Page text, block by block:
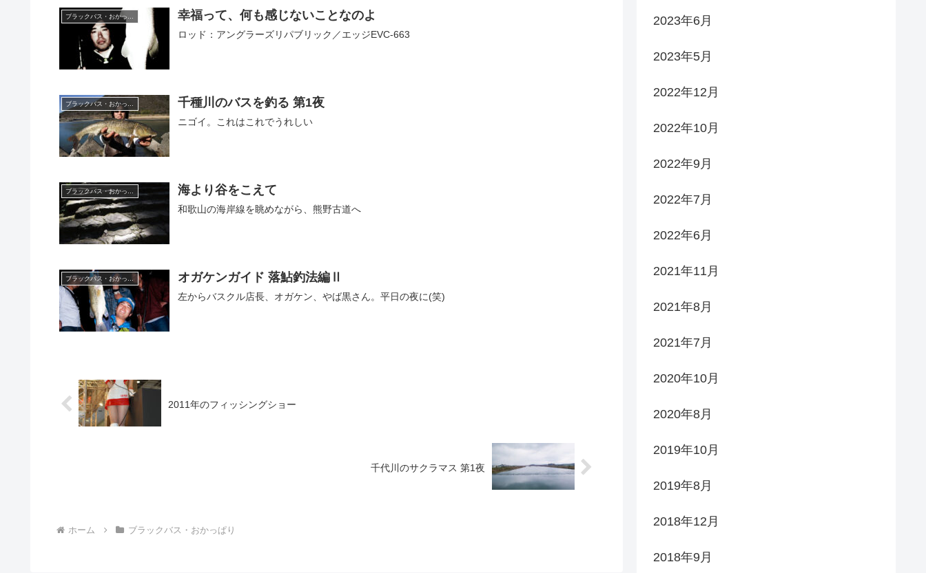
ブラックバス・おかっぱり 幸福って、何も感じないことなのよ
ロッド：アングラーズリパブリック／エッジEVC-663
ブラックバス・おかっぱり 千種川のバスを釣る 第1夜
ニゴイ。これはこれでうれしい
ブラックバス・おかっぱり 海より谷をこえて
和歌山の海岸線を眺めながら、熊野古道へ
ブラックバス・おかっぱり オガケンガイド 落鮎釣法編Ⅱ
左からバスクル店長、オガケン、やば黒さん。平日の夜に(笑)
2011年のフィッシングショー
千代川のサクラマス 第1夜
ホーム ブラックバス・おかっぱり
2023年6月
2023年5月
2022年12月
2022年10月
2022年9月
2022年7月
2022年6月
2021年11月
2021年8月
2021年7月
2020年10月
2020年8月
2019年10月
2019年8月
2018年12月
2018年9月